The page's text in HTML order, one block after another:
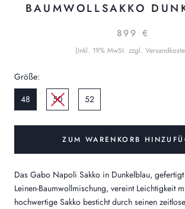
BAUMWOLLSAKKO
899 €
(Inkl. 19% MwSt. zzgl.
Größe:
48
50 52
ZUM WARENKORB
Das Gabo Napoli Sakko in Dunkelblau,
Leinen-Baumwollmischung, vereint Leichtigkeit
hochwertige Sakko besticht durch seinen